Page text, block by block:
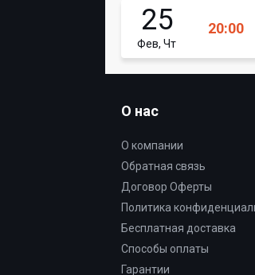
25
Фев, Чт
20:00
О нас
О компании
Обратная связь
Договор Оферты
Политика
Бесплатная доставка
Способы оплаты
Гарантии